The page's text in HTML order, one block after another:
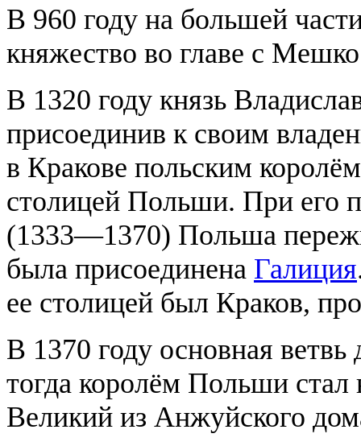
В 960 году на большей
княжество во главе с
В 1320 году князь
присоединив к своим
в Кракове польским
столицей Польши. При его
(1333—1370) Польша
была присоединена Галиция
ее столицей был Краков,
В 1370 году основная
тогда королём Польши
Великий из Анжуйского